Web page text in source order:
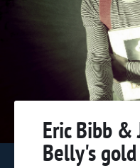
Eric Bibb &
Belly's gold